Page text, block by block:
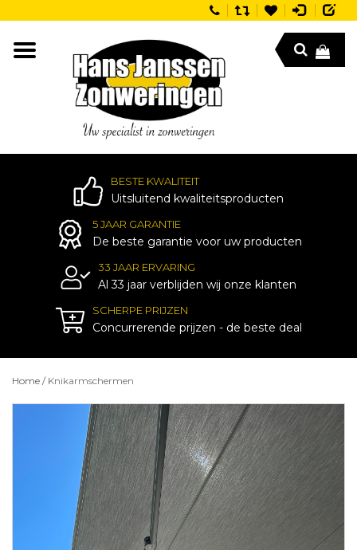
BESTE KWALITEIT
Uitsluitend kwaliteitsproducten
5 JAAR GARANTIE
De beste garantie voor uw producten
33 JAAR ERVARING
Al 33 jaar verblijden wij onze klanten
SCHERPE PRIJZEN
Concurrerende prijzen - de beste deal
Home / Knikarmschermen